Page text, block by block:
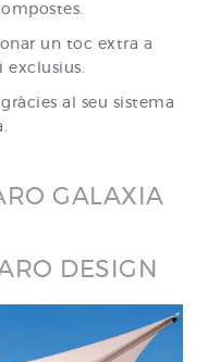
un toc extra a
exclusius.
al seu sistema
GALAXIA
DESIGN